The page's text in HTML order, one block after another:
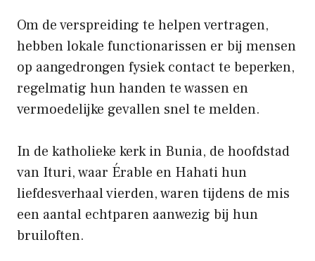
Om de verspreiding te helpen vertragen,
hebben lokale functionarissen er bij mensen
op aangedrongen fysiek contact te beperken,
regelmatig hun handen te wassen en
vermoedelijke gevallen snel te melden.
In de katholieke kerk in Bunia, de hoofdstad
van Ituri, waar Érable en Hahati hun
liefdesverhaal vierden, waren tijdens de mis
een aantal echtparen aanwezig bij hun
bruiloften.